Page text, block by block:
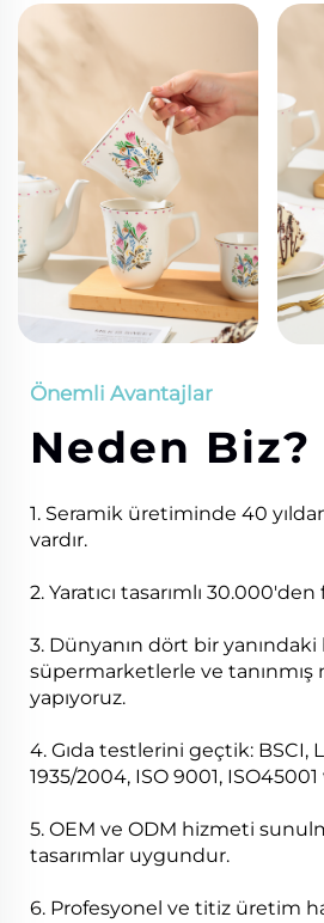
Önemli Avantajlar
Neden Biz?
1. Seramik üretiminde 40
vardır.
2. Yaratıcı tasarımlı
3. Dünyanın dört bir
süpermarketlerle ve tanınmış
yapıyoruz.
4. Gıda testlerini geçtik: BSCI,
1935/2004, ISO 9001, ISO45001
5. OEM ve ODM hizmeti
tasarımlar uygundur.
6. Profesyonel ve titiz üretim